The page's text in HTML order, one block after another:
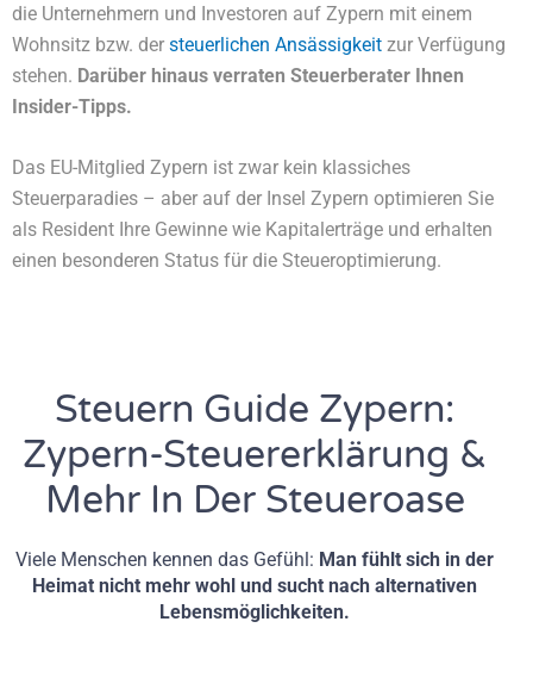
die Unternehmern und Investoren auf Zypern mit einem
Wohnsitz bzw. der steuerlichen Ansässigkeit zur Verfügung
stehen. Darüber hinaus verraten Steuerberater Ihnen
Insider-Tipps.
Das EU-Mitglied Zypern ist zwar kein klassiches
Steuerparadies – aber auf der Insel Zypern optimieren Sie
als Resident Ihre Gewinne wie Kapitalerträge und erhalten
einen besonderen Status für die Steueroptimierung.
Steuern Guide Zypern:
Zypern-Steuererklärung &
Mehr In Der Steueroase
Viele Menschen kennen das Gefühl: Man fühlt sich in der
Heimat nicht mehr wohl und sucht nach alternativen
Lebensmöglichkeiten.